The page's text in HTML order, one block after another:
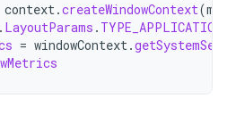
context.createWindowContext(
. LayoutParams . TYPE_APPLICATION
= windowContext.